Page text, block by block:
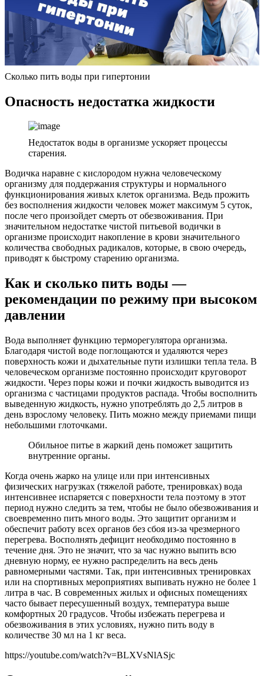
Сколько пить воды при гипертонии
Опасность недостатка жидкости
Недостаток воды в организме ускоряет процессы
старения.
Водичка наравне с кислородом нужна человеческому
организму для поддержания структуры и нормального
функционирования живых клеток организма. Ведь прожить
без восполнения жидкости человек может максимум 5 суток,
после чего произойдет смерть от обезвоживания. При
значительном недостатке чистой питьевой водички в
организме происходит накопление в крови значительного
количества свободных радикалов, которые, в свою очередь,
приводят к быстрому старению организма.
Как и сколько пить воды —
рекомендации по режиму при высоком
давлении
Вода выполняет функцию терморегулятора организма.
Благодаря чистой воде поглощаются и удаляются через
поверхность кожи и дыхательные пути излишки тепла тела. В
человеческом организме постоянно происходит круговорот
жидкости. Через поры кожи и почки жидкость выводится из
организма с частицами продуктов распада. Чтобы восполнить
выведенную жидкость, нужно употреблять до 2,5 литров в
день взрослому человеку. Пить можно между приемами пищи
небольшими глоточками.
Обильное питье в жаркий день поможет защитить
внутренние органы.
Когда очень жарко на улице или при интенсивных
физических нагрузках (тяжелой работе, тренировках) вода
интенсивнее испаряется с поверхности тела поэтому в этот
период нужно следить за тем, чтобы не было обезвоживания и
своевременно пить много воды. Это защитит организм и
обеспечит работу всех органов без сбоя из-за чрезмерного
перегрева. Восполнять дефицит необходимо постоянно в
течение дня. Это не значит, что за час нужно выпить всю
дневную норму, ее нужно распределить на весь день
равномерными частями. Так, при интенсивных тренировках
или на спортивных мероприятиях выпивать нужно не более 1
литра в час. В современных жилых и офисных помещениях
часто бывает пересушенный воздух, температура выше
комфортных 20 градусов. Чтобы избежать перегрева и
обезвоживания в этих условиях, нужно пить воду в
количестве 30 мл на 1 кг веса.
https://youtube.com/watch?v=BLXVsNlASjc